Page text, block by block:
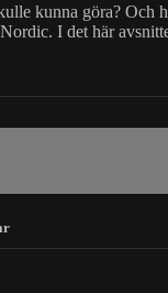
kunna göra?
I det här